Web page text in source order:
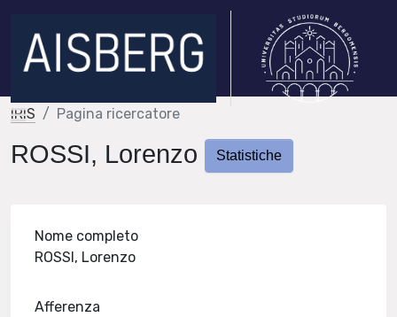
IRIS Pagina ricercatore
ROSSI, Lorenzo Statistiche
Nome completo
ROSSI, Lorenzo
Afferenza